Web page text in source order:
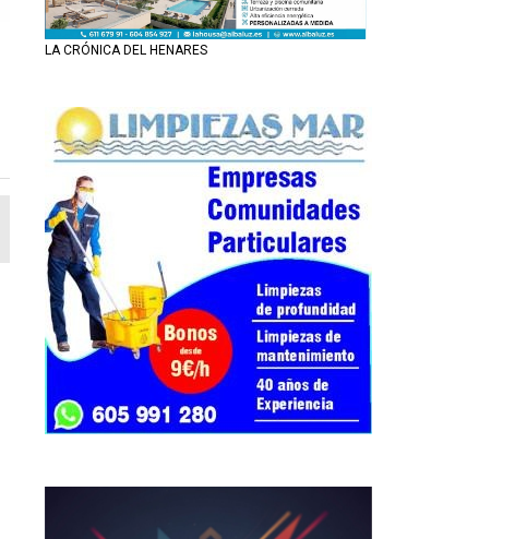
LA CRÓNICA DEL HENARES